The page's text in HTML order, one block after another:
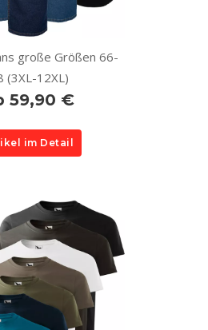
große Größen 66-
(3XL-12XL)
59,90 €
im Detail